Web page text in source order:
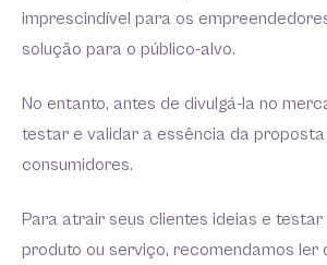
imprescindível para os
solução para o público-alvo.
No entanto, antes de divulgá-la no
testar e validar a essência da
consumidores.
Para atrair seus clientes ideias e testar
produto ou serviço, recomendamos ler